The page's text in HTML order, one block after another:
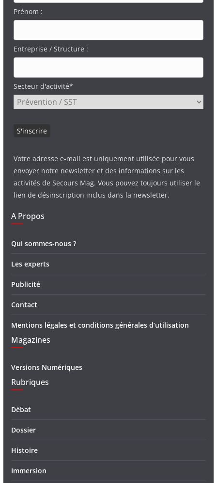
Prénom :
Entreprise / Structure :
Secteur d'activité*
Votre adresse e-mail est uniquement utilisée pour vous
envoyer notre newsletter et des informations sur les
activités de Secours Mag. Vous pouvez toujours utiliser le
lien de désinscription inclus dans la newsletter.
A Propos
Qui sommes-nous ?
Les experts
Publicité
Contact
Mentions légales et conditions générales d’utilisation
Magazines
Versions Numériques
Rubriques
Débat
Dossier
Histoire
Immersion